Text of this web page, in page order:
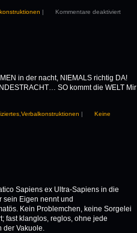
| Kommentare deaktiviert
in der nacht, NIEMALS richtig DA!
SO kommt die WELT Mir
Verbalkonstruktionen |
Keine
Sapiens ex Ultra-Sapiens in die
sein Eigen nennt und
Kein Problemchen, keine Sorgelei
fast klanglos, reglos, ohne jede
Vakuole.